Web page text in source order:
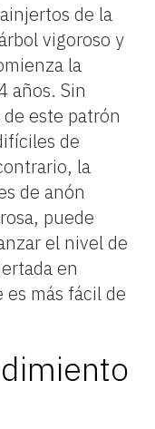
de la
vigoroso y
la
años. Sin
este patrón
de
la
de anón
puede
el nivel de
en
más fácil de